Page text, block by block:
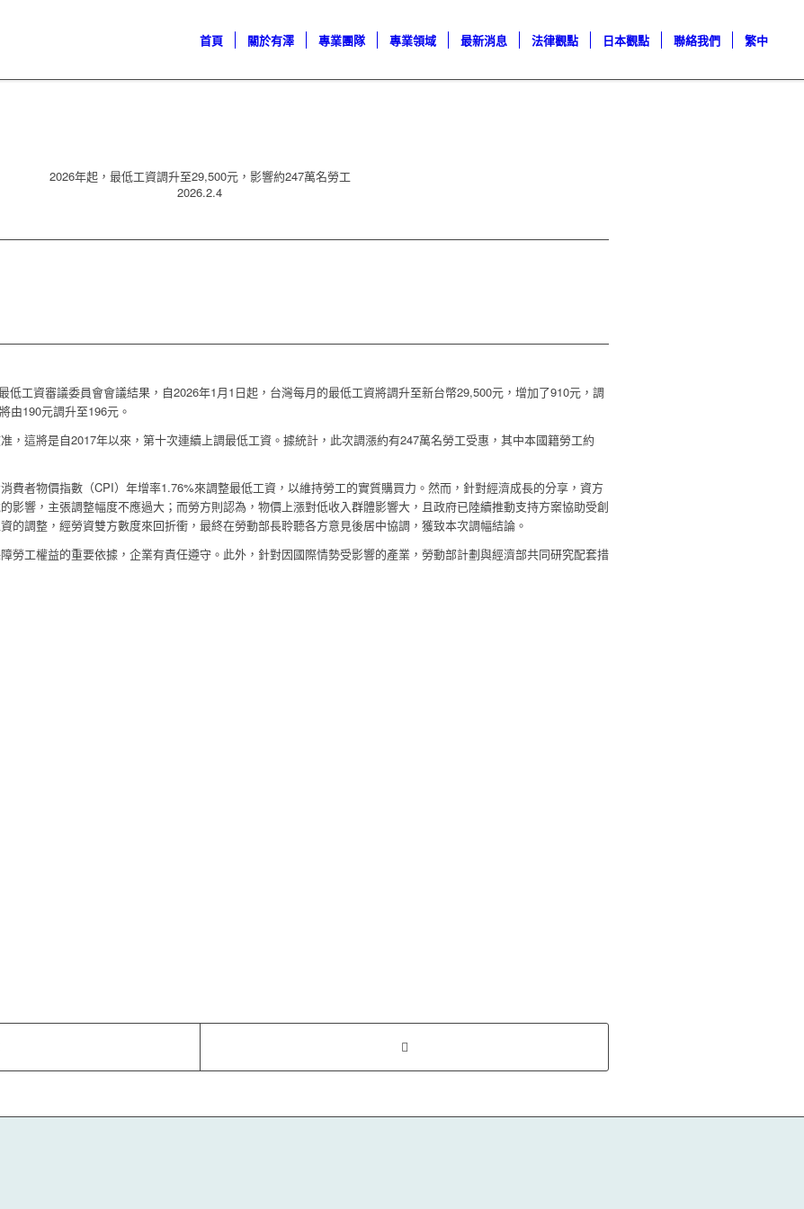
首頁 關於有澤 專業團隊 專業領域 最新消息 法律觀點 日本觀點 聯絡我們 繁中
2026年起，最低工資調升至29,500元，影響約247萬名勞工
2026.2.4
低工資審議委員會會議結果，自2026年1月1 日起，台灣每月的最低工資將調升至新台幣29,500元，增加了910元，調
由190元調升至196元。
，這將是自2017年以來，第十次連續上調最低工資。據統計，此次調漲約有247萬名勞工受惠，其中本國籍勞工約
費者物價指數（CPI）年增率1.76%來調整最低工資，以維持勞工的實質購買力。然而，針對經濟成長的分享，資方
影響，主張調整幅度不應過大；而勞方則認為，物價上漲對低收入群體影響大，且政府已陸續推動支持方案協助受創
的調整，經勞資雙方數度來回折衝，最終在勞動部長聆聽各方意見後居中協調，獲致本次調幅結論。
勞工權益的重要依據，企業有責任遵守。此外，針對因國際情勢受影響的產業，勞動部計劃與經濟部共同研究配套措